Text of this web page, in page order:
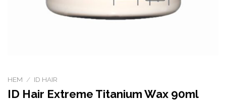
HEM / ID HAIR
ID Hair Extreme Titanium Wax 90ml